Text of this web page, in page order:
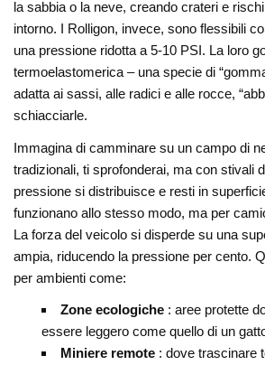
la sabbia o la neve, creando crateri e
intorno. I Rolligon, invece, sono flessibili
una pressione ridotta a 5-10 PSI. La loro
termoelastomerica – una specie di
adatta ai sassi, alle radici e alle rocce,
schiacciarle.
Immagina di camminare su un campo di
tradizionali, ti sprofonderai, ma con stivali
pressione si distribuisce e resti in
funzionano allo stesso modo, ma per
La forza del veicolo si disperde su una
ampia, riducendo la pressione per cento.
per ambienti come:
Zone ecologiche : aree protette
essere leggero come quello di un
Miniere remote : dove trascinare